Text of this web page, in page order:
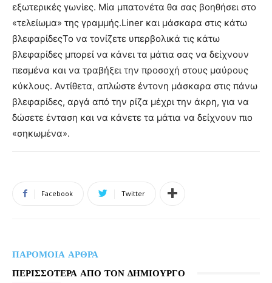
εξωτερικές γωνίες. Μία μπατονέτα θα σας βοηθήσει στο
«τελείωμα» της γραμμής.Liner και μάσκαρα στις κάτω
βλεφαρίδεςΤο να τονίζετε υπερβολικά τις κάτω
βλεφαρίδες μπορεί να κάνει τα μάτια σας να δείχνουν
πεσμένα και να τραβήξει την προσοχή στους μαύρους
κύκλους. Αντίθετα, απλώστε έντονη μάσκαρα στις πάνω
βλεφαρίδες, αργά από την ρίζα μέχρι την άκρη, για να
δώσετε ένταση και να κάνετε τα μάτια να δείχνουν πιο
«σηκωμένα».
Facebook Twitter
ΠΑΡΟΜΟΙΑ ΑΡΘΡΑ
ΠΕΡΙΣΣΟΤΕΡΑ ΑΠΟ ΤΟΝ ΔΗΜΙΟΥΡΓΟ